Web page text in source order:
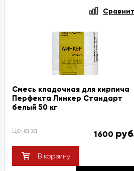
Смесь кладочная для кирпича
Перфекта Линкер Стандарт
белый 50 кг
Цена за 1600
В корзину